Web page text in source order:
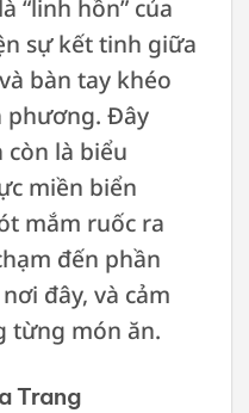
“linh hồn” của
sự kết tinh giữa
bàn tay khéo
phương. Đây
còn là biểu
miền biển
mắm ruốc ra
đến phần
đây, và cảm
từng món ăn.
Trang